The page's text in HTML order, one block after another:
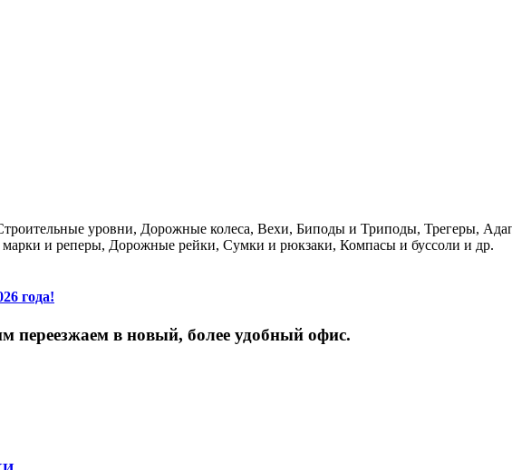
уровни, Дорожные колеса, Вехи, Биподы и Триподы, Трегеры,
марки и реперы, Дорожные рейки, Сумки и рюкзаки, Компасы и буссоли и др.
года!
переезжаем в новый, более удобный офис.